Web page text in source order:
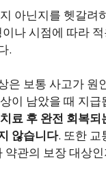
아닌지를 헷갈려
나 시점에 따라
.
은 보통 사고가 원
이 남았을 때 지급
료 후 완전 회복되
않습니다. 또한 교
약관의 보장 대상